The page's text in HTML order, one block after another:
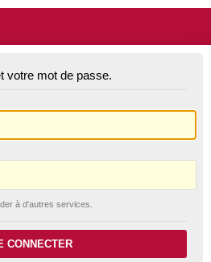
votre mot de passe.
à d'autres services.